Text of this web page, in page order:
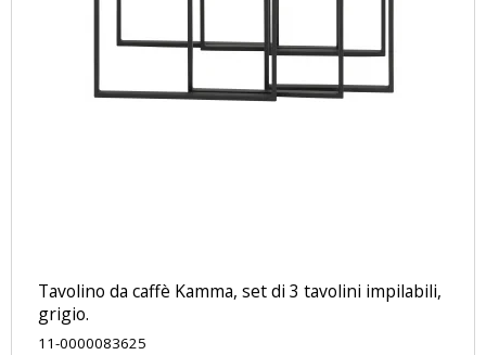
Tavolino da caffè Kamma, set di 3 tavolini impilabili,
grigio.
11-0000083625